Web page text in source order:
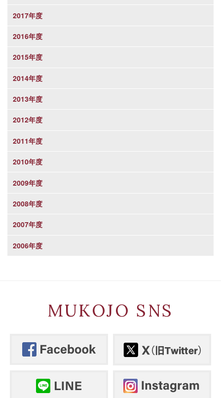
2017年度
2016年度
2015年度
2014年度
2013年度
2012年度
2011年度
2010年度
2009年度
2008年度
2007年度
2006年度
MUKOJO SNS